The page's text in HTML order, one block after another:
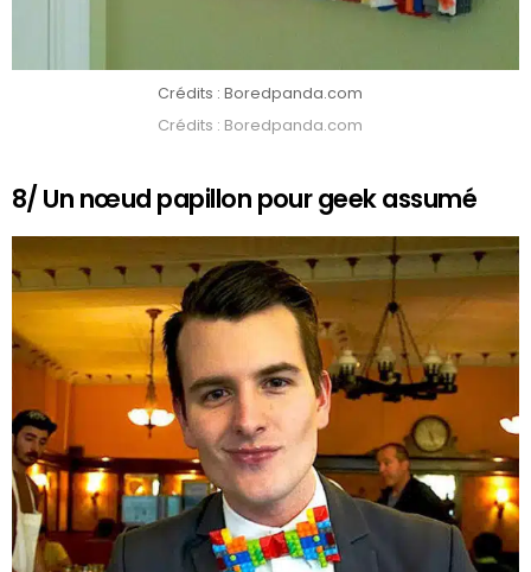
Crédits : Boredpanda.com
Crédits : Boredpanda.com
8/ Un nœud papillon pour geek assumé